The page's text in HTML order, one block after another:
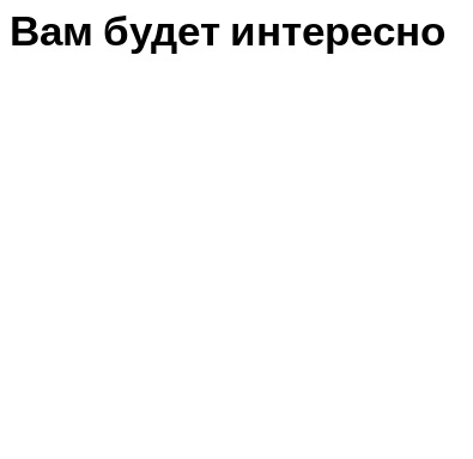
Вам будет интересно